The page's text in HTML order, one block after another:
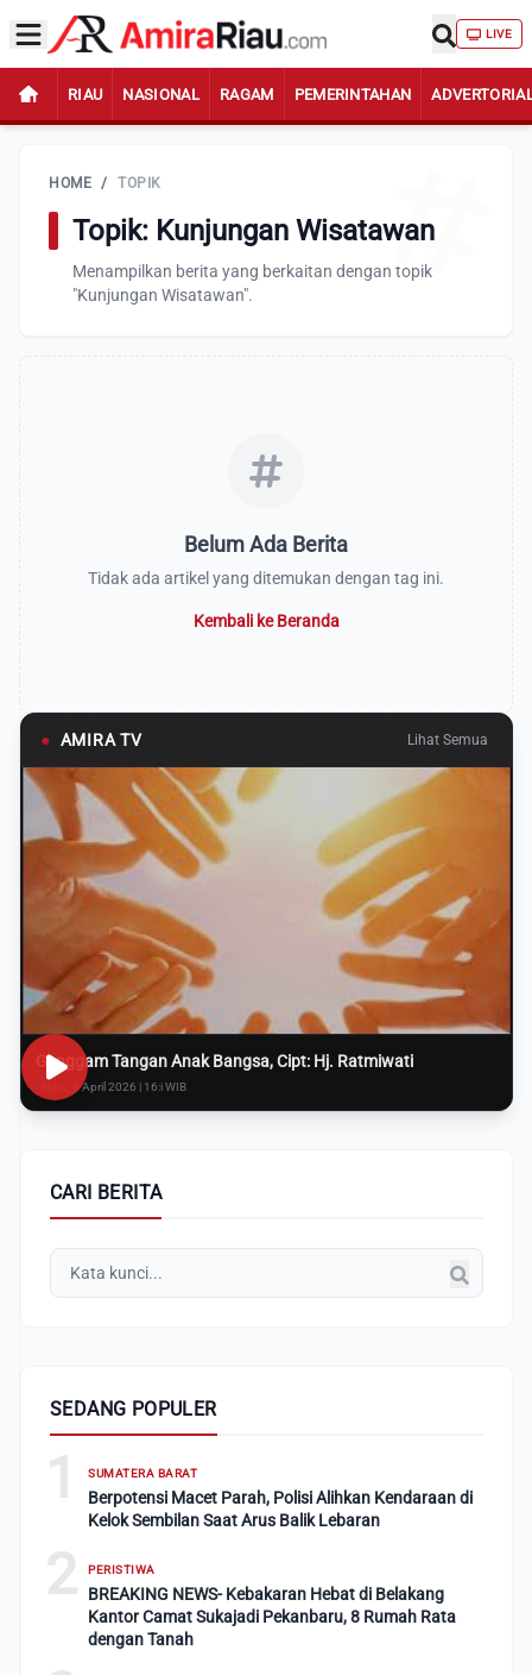
LIVE
RIAU NASIONAL RAGAM PEMERINTAHAN
HOME / TOPIK
Topik: Kunjungan Wisatawan
Menampilkan berita yang berkaitan dengan topik
"Kunjungan Wisatawan".
Belum Ada Berita
Tidak ada artikel yang ditemukan dengan tag ini.
Kembali ke Beranda
● AMIRA TV Lihat Semua
Genggam Tangan Anak Bangsa, Cipt: Hj. Ratmiwati
Rabu, 8 April 2026 | 16:i WIB
CARI BERITA
SEDANG POPULER
1 SUMATERA BARAT
Berpotensi Macet Parah, Polisi Alihkan Kendaraan di
Kelok Sembilan Saat Arus Balik Lebaran
2 PERISTIWA
BREAKING NEWS- Kebakaran Hebat di Belakang
Kantor Camat Sukajadi Pekanbaru, 8 Rumah Rata
dengan Tanah